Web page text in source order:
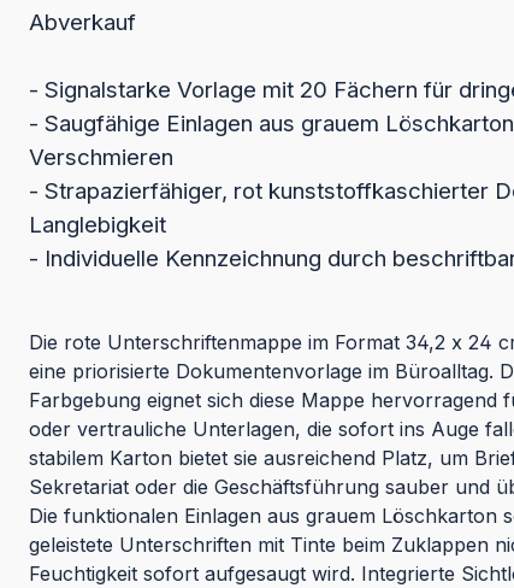
Abverkauf
- Signalstarke Vorlage mit 20 Fächern für
- Saugfähige Einlagen aus grauem
Verschmieren
- Strapazierfähiger, rot kunststoffkaschierter
Langlebigkeit
- Individuelle Kennzeichnung durch
Die rote Unterschriftenmappe im Format 34,2 x 24
eine priorisierte Dokumentenvorlage im Büroalltag.
Farbgebung eignet sich diese Mappe hervorragend
oder vertrauliche Unterlagen, die sofort ins Auge
stabilem Karton bietet sie ausreichend Platz, um
Sekretariat oder die Geschäftsführung sauber und
Die funktionalen Einlagen aus grauem Löschkarton
geleistete Unterschriften mit Tinte beim Zuklappen
Feuchtigkeit sofort aufgesaugt wird. Integrierte